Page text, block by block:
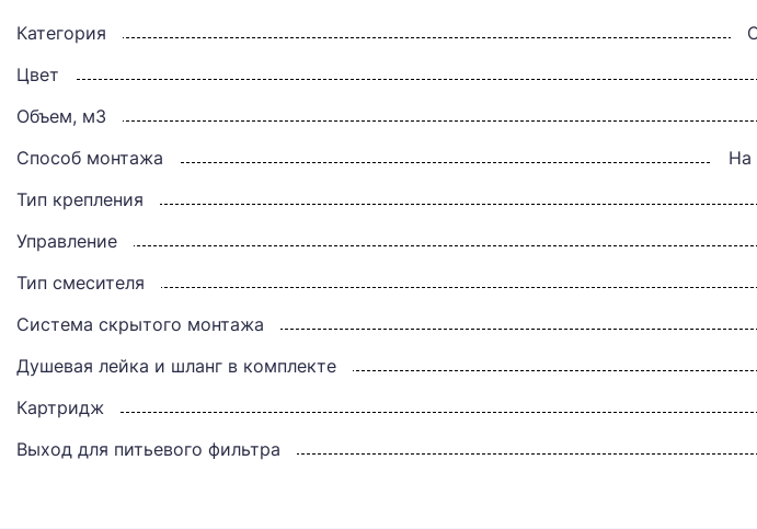
Категория
Цвет
Объем, м3
Способ монтажа
На
Тип крепления
Управление
Тип смесителя
Система скрытого монтажа
Душевая лейка и шланг в комплекте
Картридж
Выход для питьевого фильтра